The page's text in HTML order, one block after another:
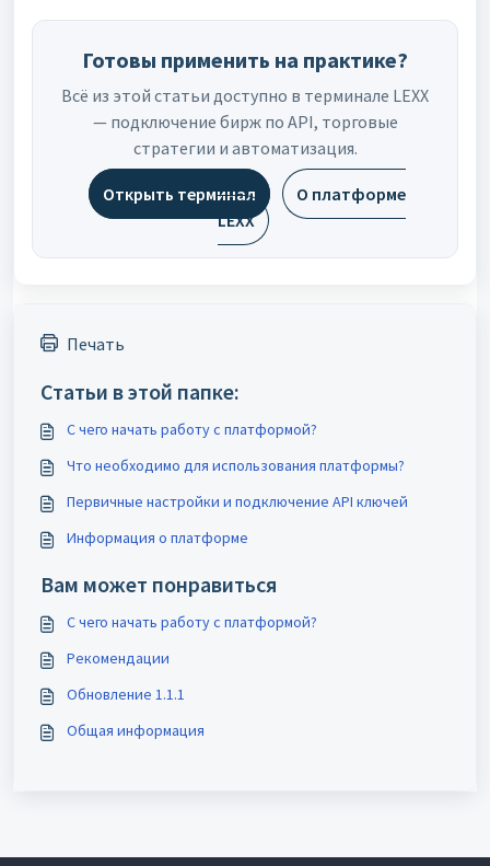
Готовы применить на практике?
Всё из этой статьи доступно в терминале LEXX
— подключение бирж по API, торговые
стратегии и автоматизация.
Открыть терминал
О платформе
LEXX
Печать
Статьи в этой папке:
С чего начать работу с платформой?
Что необходимо для использования платформы?
Первичные настройки и подключение API ключей
Информация о платформе
Вам может понравиться
С чего начать работу с платформой?
Рекомендации
Обновление 1.1.1
Общая информация